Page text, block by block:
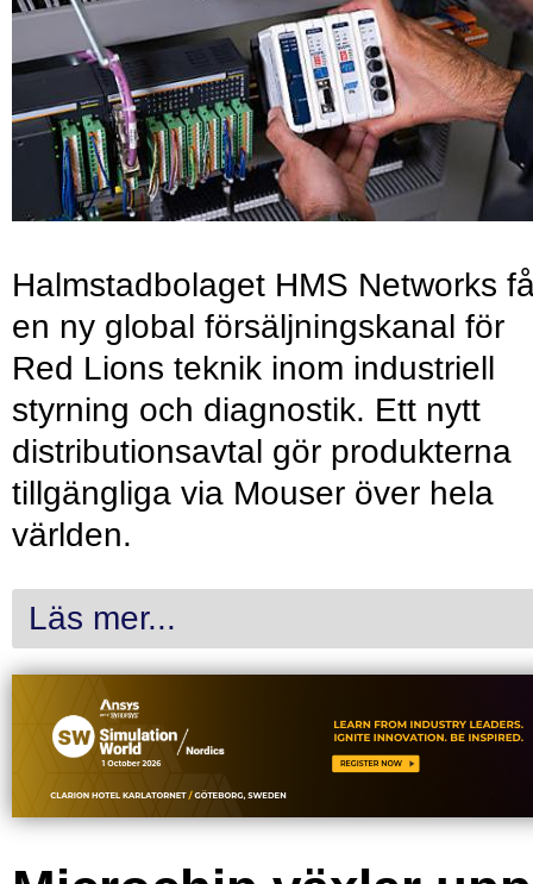
Halmstadbolaget HMS Networks
en ny global försäljningskanal för
Red Lions teknik inom industriell
styrning och diagnostik. Ett nytt
distributionsavtal gör produkterna
tillgängliga via Mouser över hela
världen.
Läs mer...